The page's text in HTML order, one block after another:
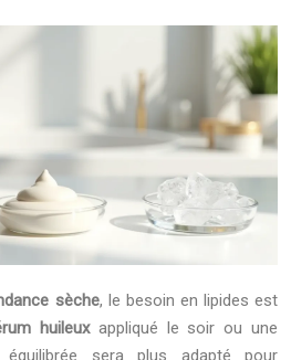
sèche, le besoin en lipides est
huileuxappliqué le soir ou une
sera plus adapté pour